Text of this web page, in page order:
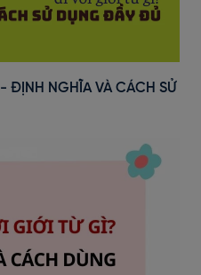
ĐỊNH NGHĨA VÀ CÁCH SỬ